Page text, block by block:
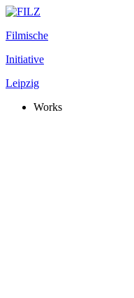
Filmische
Initiative
Leipzig
Works